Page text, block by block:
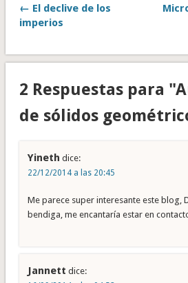
← El declive de los
imperios
2 Respuestas para
de sólidos
Yineth dice:
22/12/2014 a las 20:45
Me parece super interesante este blog,
bendiga, me encantaría estar en
Jannett dice: